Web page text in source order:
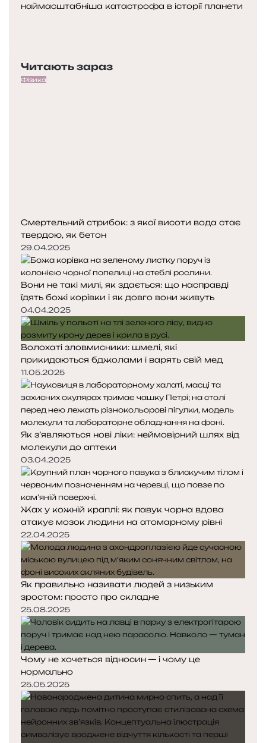
наймасштабніша катастрофа в історії планети
Читають зараз
Фізика
Смертельний стрибок: з якої висоти вода стає
твердою, як бетон
29.04.2025
Вони не такі милі, як здається: що насправді
їдять божі корівки і як довго вони живуть
04.04.2025
Волохаті зловмисники: шмелі, які
прикидаються бджолами і варять свій мед
11.05.2025
Як з’являються нові ліки: неймовірний шлях від
молекули до аптеки
03.04.2025
Жах у кожній краплі: як павук чорна вдова
атакує мозок людини на атомарному рівні
22.04.2025
Як правильно називати людей з низьким
зростом: просто про складне
25.08.2025
Чому не хочеться відносин — і чому це
нормально
25.05.2025